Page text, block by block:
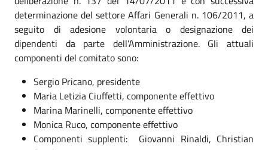
determinazione del settore Affari Generali n. 106/2011, a
seguito di adesione volontaria o designazione dei
dipendenti da parte dell’Amministrazione. Gli attuali
componenti del comitato sono:
Sergio Pricano, presidente
Maria Letizia Ciuffetti, componente effettivo
Marina Marinelli, componente effettivo
Monica Ruco, componente effettivo
Componenti supplenti: Giovanni Rinaldi, Christian